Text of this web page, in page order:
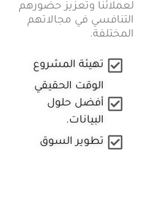
لعملائنا وتعزيز حضورهم
التنافسي في مجالاتهم
المختلفة.
تهيئة المشروع
الوقت الحقيقي
أفضل حلول
البيانات.
تطوير السوق